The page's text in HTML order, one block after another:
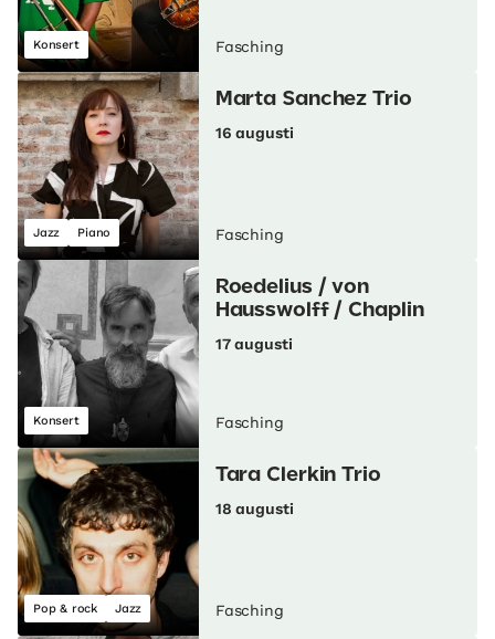
Konsert Fasching
Jazz Piano
Marta Sanchez Trio
16 augusti
Fasching
Konsert
Roedelius / von
Hausswolff / Chaplin
17 augusti
Fasching
Pop & rock Jazz
Tara Clerkin Trio
18 augusti
Fasching